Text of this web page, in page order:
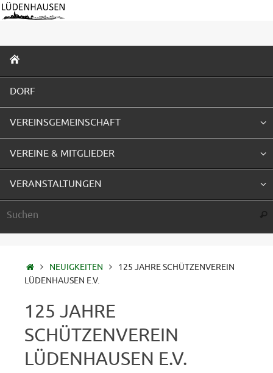
Zum
Inhalt
INHALT
SPRINGEN
DORF
VEREINSGEMEINSCHAFT
VEREINE & MITGLIEDER
VERANSTALTUNGEN
STARTSEITE
NEUIGKEITEN
125 JAHRE SCHÜTZENVEREIN
LÜDENHAUSEN E.V.
125 JAHRE
SCHÜTZENVEREIN
LÜDENHAUSEN E.V.